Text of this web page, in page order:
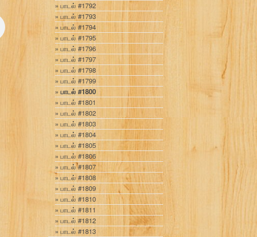
பாடல் #1792
பாடல் #1793
பாடல் #1794
பாடல் #1795
பாடல் #1796
பாடல் #1797
பாடல் #1798
பாடல் #1799
பாடல் #1800
பாடல் #1801
பாடல் #1802
பாடல் #1803
பாடல் #1804
பாடல் #1805
பாடல் #1806
பாடல் #1807
பாடல் #1808
பாடல் #1809
பாடல் #1810
பாடல் #1811
பாடல் #1812
பாடல் #1813